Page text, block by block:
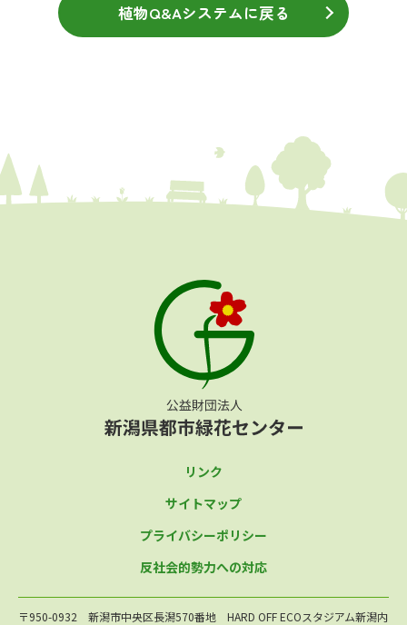
植物Q&Aシステムに戻る
リンク
サイトマップ
プライバシーポリシー
反社会的勢力への対応
〒950-0932 新潟市中央区長潟570番地 HARD OFF ECOスタジアム新潟内